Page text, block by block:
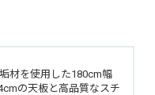
材を使用した180cm幅
の天板と高品質なスチ